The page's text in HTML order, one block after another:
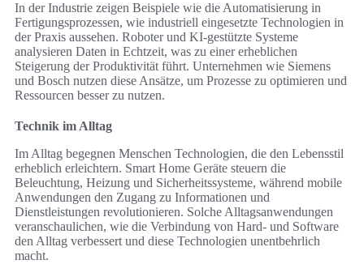
In der Industrie zeigen Beispiele wie die Automatisierung in
Fertigungsprozessen, wie industriell eingesetzte Technologien in
der Praxis aussehen. Roboter und KI-gestützte Systeme
analysieren Daten in Echtzeit, was zu einer erheblichen
Steigerung der Produktivität führt. Unternehmen wie Siemens
und Bosch nutzen diese Ansätze, um Prozesse zu optimieren und
Ressourcen besser zu nutzen.
Technik im Alltag
Im Alltag begegnen Menschen Technologien, die den Lebensstil
erheblich erleichtern. Smart Home Geräte steuern die
Beleuchtung, Heizung und Sicherheitssysteme, während mobile
Anwendungen den Zugang zu Informationen und
Dienstleistungen revolutionieren. Solche Alltagsanwendungen
veranschaulichen, wie die Verbindung von Hard- und Software
den Alltag verbessert und diese Technologien unentbehrlich
macht.